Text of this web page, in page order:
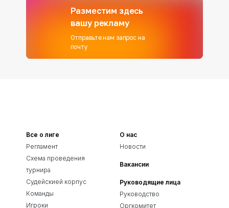
Разместим здесь
вашу рекламу
Отправьте нам запрос на
почту
Все о лиге
Регламент
Схема проведения
турнира
Судейскией корпус
Команды
Игроки
О нас
Новости
Вакансии
Руководящие лица
Руководство
Оргкомитет